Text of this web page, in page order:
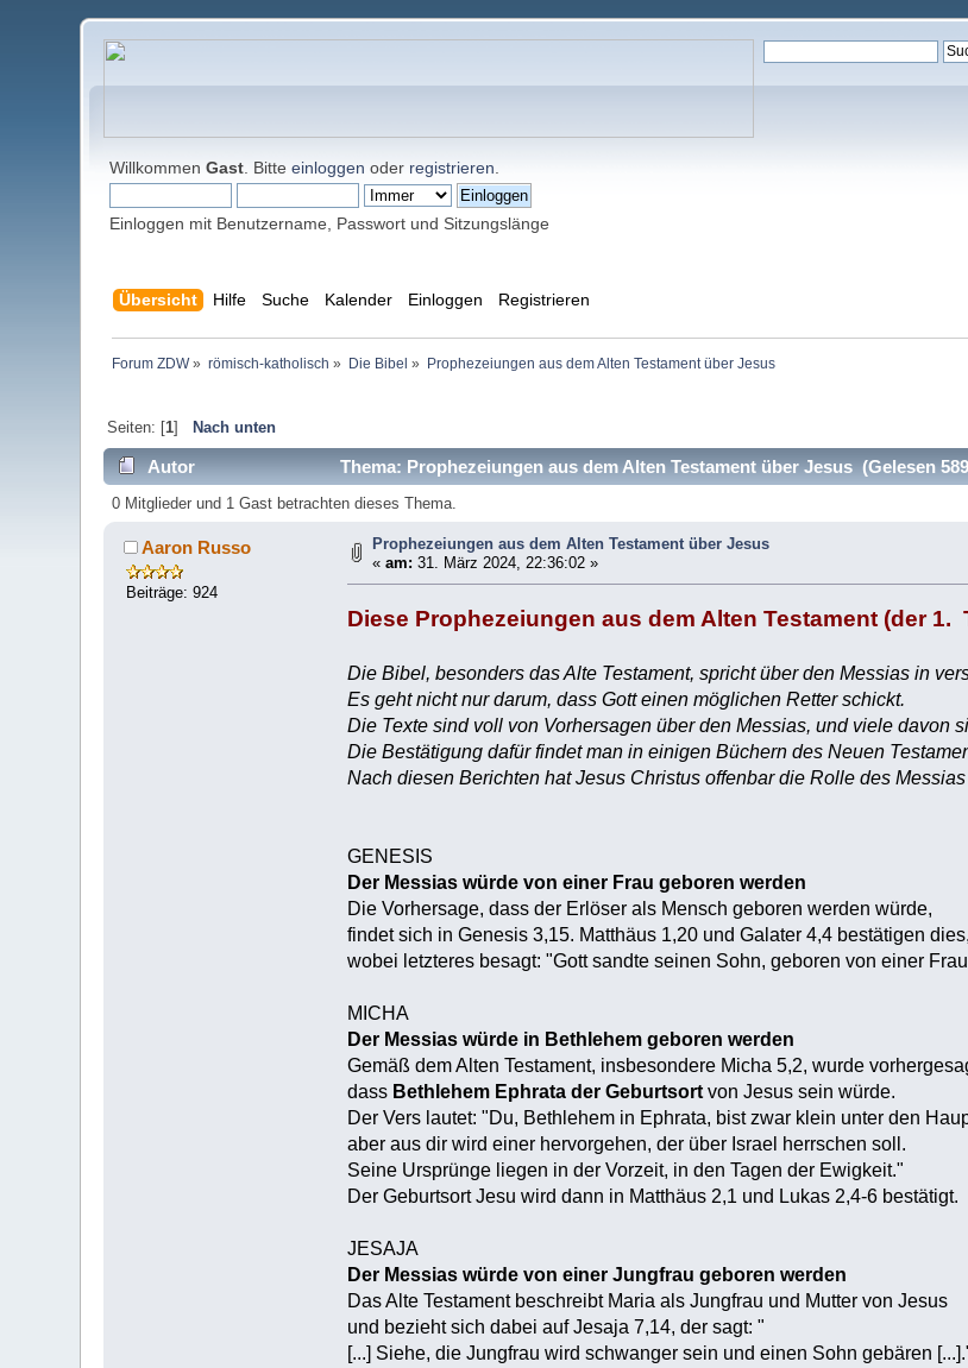
WillkommenGast . Bitteeinloggen oder registrieren
Einloggen mit Benutzername, Passwort und Sitzungslänge
Übersicht Hilfe Suche Kalender Einloggen Registrieren
Forum ZDW» römisch-katholisch » Die Bibel » Prophezeiungen aus dem Alten Testament über Jesus
Seiten: [1] Nach unten
Autor Thema: Prophezeiungen aus dem Alten Testament über Jesus (Gelesen
0 Mitglieder und 1 Gast betrachten dieses Thema.
Aaron Russo
Beiträge: 924
Prophezeiungen aus dem Alten Testament über Jesus
«am: 31. März 2024, 22:36:02 »
Diese Prophezeiungen aus dem Alten Testament (der
Die Bibel, besonders das Alte Testament, spricht über den Messias in
Es geht nicht nur darum, dass Gott einen möglichen Retter schickt.
Die Texte sind voll von Vorhersagen über den Messias, und viele davon
Die Bestätigung dafür findet man in einigen Büchern des Neuen
Nach diesen Berichten hat Jesus Christus offenbar die Rolle des Messias
GENESIS
Der Messias würde von einer Frau geboren werden
Die Vorhersage, dass der Erlöser als Mensch geboren werden würde,
findet sich in Genesis 3,15. Matthäus 1,20 und Galater 4,4 bestätigen dies,
wobei letzteres besagt: "Gott sandte seinen Sohn, geboren von einer
MICHA
Der Messias würde in Bethlehem geboren werden
Gemäß dem Alten Testament, insbesondere Micha 5,2, wurde
dass Bethlehem Ephrata der Geburtsort von Jesus sein würde.
Der Vers lautet: "Du, Bethlehem in Ephrata, bist zwar klein unter den
aber aus dir wird einer hervorgehen, der über Israel herrschen soll.
Seine Ursprünge liegen in der Vorzeit, in den Tagen der Ewigkeit."
Der Geburtsort Jesu wird dann in Matthäus 2,1 und Lukas 2,4-6 bestätigt.
JESAJA
Der Messias würde von einer Jungfrau geboren werden
Das Alte Testament beschreibt Maria als Jungfrau und Mutter von Jesus
und bezieht sich dabei auf Jesaja 7,14, der sagt: "
[...] Siehe, die Jungfrau wird schwanger sein und einen Sohn gebären